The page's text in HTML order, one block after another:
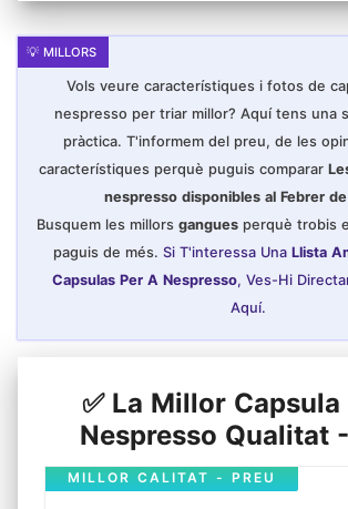
Vols veure característiques i fotos de
nespresso per triar millor? Aquí tens una
pràctica. T'informem del preu, de les
característiques perquè puguis comparar
nespresso disponibles al Febrer
Busquem les millors ganguesperquè trobis
paguis de més. Si T'interessa Una Llista
Capsulas Per A Nespresso, Ves-Hi
Aquí.
✅ La Millor Capsula
Nespresso Qualitat
MILLOR CALITAT - PREU